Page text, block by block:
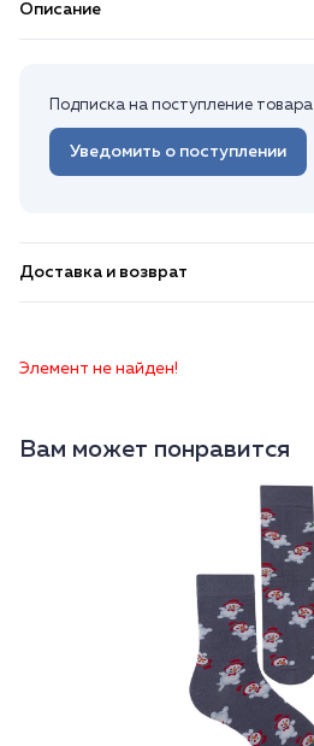
Описание
Подписка на поступление товара
Уведомить о поступлении
Доставка и возврат
Элемент не найден!
Вам может понравится